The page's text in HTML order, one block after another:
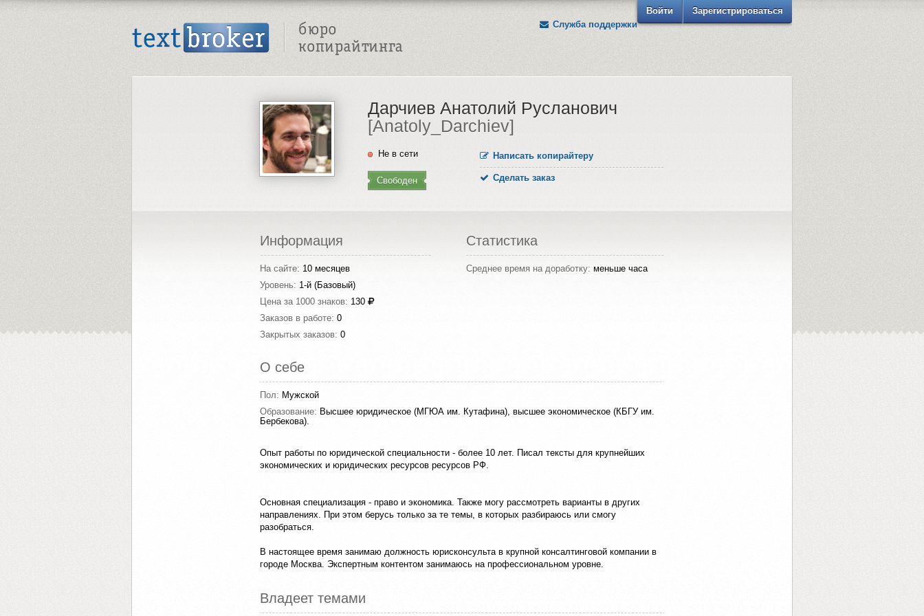
Войти
Зарегистрироваться
Служба поддержки
Дарчиев Анатолий Русланович
[Anatoly_Darchiev]
Не в сети Написать копирайтеру
Сделать заказ
Свободен
Информация
На сайте: 10 месяцев
Уровень: 1-й (Базовый)
Цена за 1000 знаков: 130
Заказов в работе: 0
Закрытых заказов: 0
Статистика
Среднее время на доработку: меньше часа
О себе
Пол: Мужской
Образование: Высшее юридическое (МГЮА им. Кутафина), высшее экономическое (КБГУ им.
Бербекова).
Опыт работы по юридической специальности - более 10 лет. Писал тексты для крупнейших
экономических и юридических ресурсов ресурсов РФ.
Основная специализация - право и экономика. Также могу рассмотреть варианты в других
направлениях. При этом берусь только за те темы, в которых разбираюсь или смогу
разобраться.
В настоящее время занимаю должность юрисконсульта в крупной консалтинговой компании в
городе Москва. Экспертным контентом занимаюсь на профессиональном уровне.
Владеет темами